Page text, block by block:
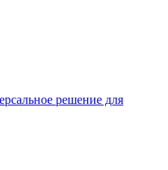
решение для